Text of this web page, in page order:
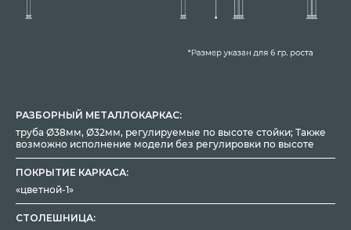
РАЗБОРНЫЙ МЕТАЛЛОКАРКАС:
труба Ø38мм, Ø32мм, регулируемые по высоте стойки; Также
возможно исполнение модели без регулировки по высоте
ПОКРЫТИЕ КАРКАСА:
«цветной-1»
СТОЛЕШНИЦА: